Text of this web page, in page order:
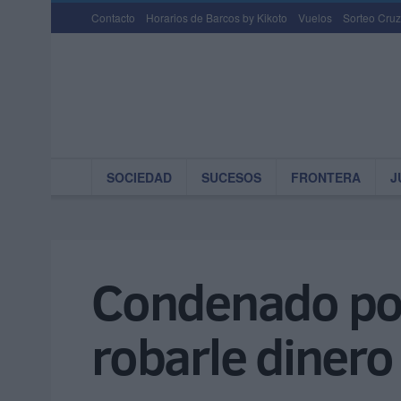
Contacto Horarios de Barcos by Kikoto Vuelos Sorteo
SOCIEDAD SUCESOS FRONTERA
Condenado
robarle dinero